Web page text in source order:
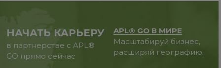
НАЧАТЬ КАРЬЕРУ
в партнерстве с APL®
GO прямо сейчас
APL® GO В МИРЕ
Масштабируй бизнес,
расширяй географию.